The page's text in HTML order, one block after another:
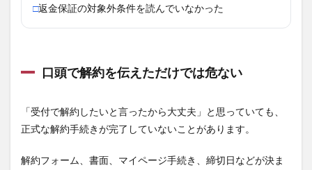
□返金保証の対象外条件を読んでいなかった
口頭で解約を伝えただけでは危ない
「受付で解約したいと言ったから大丈夫」と思っていても、
正式な解約手続きが完了していないことがあります。
解約フォーム、書面、マイページ手続き、締切日などが決ま